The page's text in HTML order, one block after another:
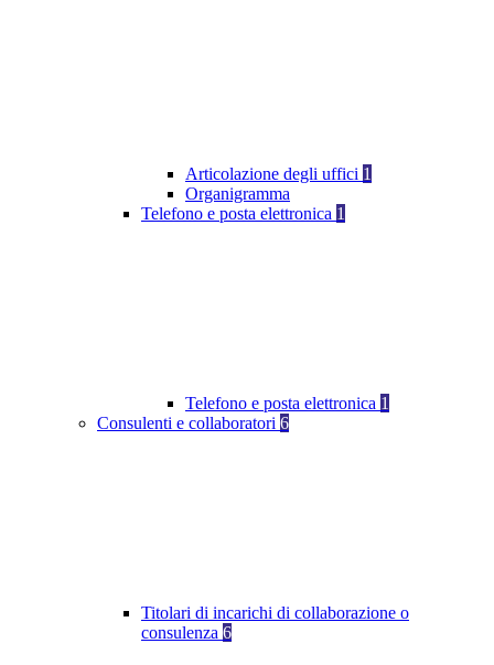
Articolazione degli uffici 1
Organigramma
Telefono e posta elettronica 1
Telefono e posta elettronica 1
Consulenti e collaboratori 6
Titolari di incarichi di collaborazione o
consulenza 6